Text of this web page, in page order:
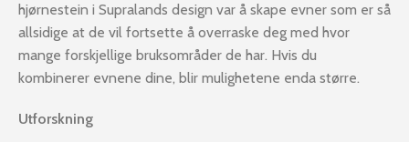
hjørnestein i Supralands design var å skape evner som er så
allsidige at de vil fortsette å overraske deg med hvor
mange forskjellige bruksområder de har. Hvis du
kombinerer evnene dine, blir mulighetene enda større.
Utforskning